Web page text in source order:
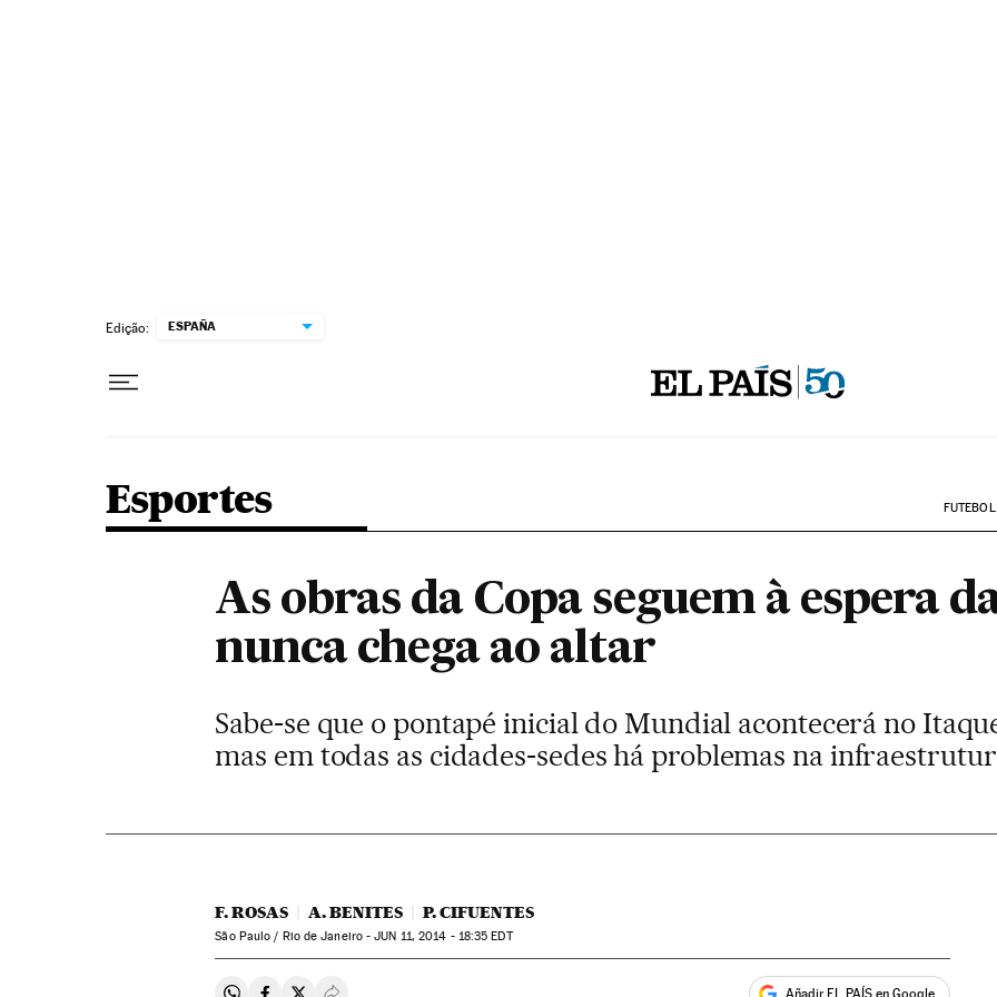
Edição: ESPAÑA
Esportes FUTEBOL
As obras da Copa seguem à espera
nunca chega ao altar
Sabe-se que o pontapé inicial do Mundial acontecerá no
mas em todas as cidades-sedes há problemas na
F. ROSAS A. BENITES P. CIFUENTES
São Paulo / Rio de Janeiro -JUN 11, 2014 - 18:35 EDT
Añadir EL PAÍS en Google